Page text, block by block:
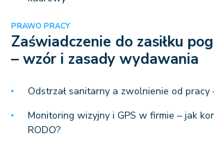
PRAWO PRACY
Zaświadczenie do zasiłku
– wzór i zasady wydawania
Odstrzał sanitarny a zwolnienie od pracy
Monitoring wizyjny i GPS w firmie – jak
RODO?